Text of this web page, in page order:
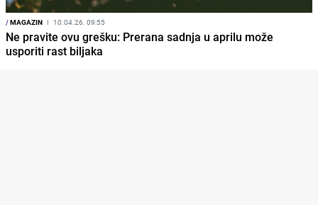
/MAGAZIN I 10.04.26. 09:55
Ne pravite ovu grešku: Prerana sadnja u aprilu može
usporiti rast biljaka